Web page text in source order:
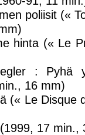
poliisit («
hinta (« Le
: Pyhä
16 mm)
(« Le Disque
17 min.,